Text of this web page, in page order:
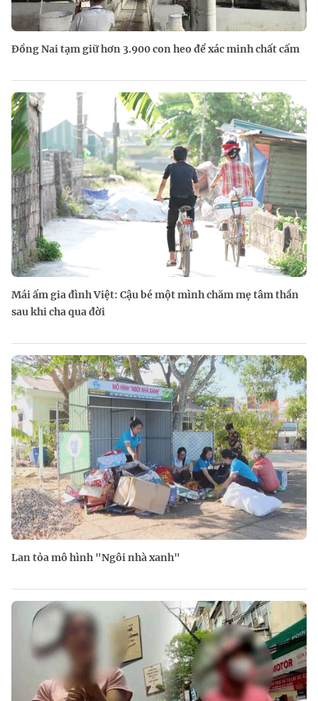
Đồng Nai tạm giữ hơn 3.900 con heo để xác minh chất cấm
Mái ấm gia đình Việt: Cậu bé một mình chăm mẹ tâm thần
sau khi cha qua đời
Lan tỏa mô hình "Ngôi nhà xanh"